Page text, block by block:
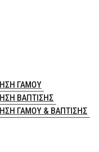
ΓΆΜΟΥ
ΒΆΠΤΙΣΗΣ
ΓΆΜΟΥ & ΒΆΠΤΙΣΗΣ